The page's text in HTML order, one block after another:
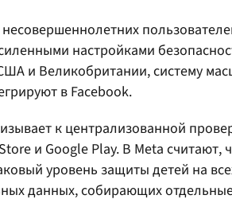
настройками
и Великобритании, систему
в Facebook.
к централизованной
и Google Play. В Meta считают,
уровень защиты детей на
данных, собирающих